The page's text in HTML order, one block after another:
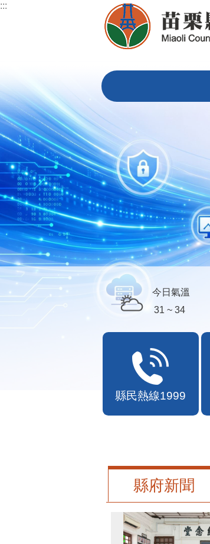
跳到主要內容區塊
:::
31 ~ 34
縣民熱線1999
縣府新聞